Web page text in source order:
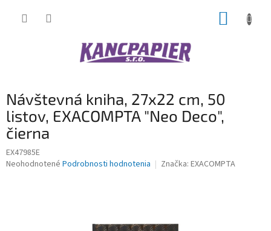
Návštevná kniha, 27x22 cm, 50
listov, EXACOMPTA "Neo Deco",
čierna
EX47985E
Priemerné
Neohodnotené Podrobnosti hodnotenia Značka: EXACOMPTA